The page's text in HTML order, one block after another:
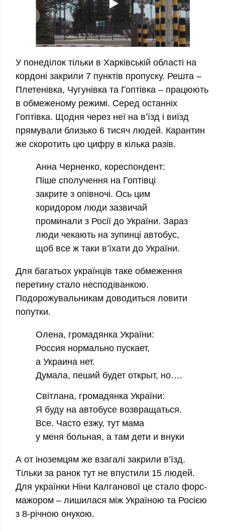
У понеділок тільки в Харківській області на
кордоні закрили 7 пунктів пропуску. Решта –
Плетенівка, Чугунівка та Гоптівка – працюють
в обмеженому режимі. Серед останніх
Гоптівка. Щодня через неї на в’їзд і виїзд
прямували близько 6 тисяч людей. Карантин
же скоротить цю цифру в кілька разів.
Анна Черненко, кореспондент:
Піше сполучення на Гоптівці
закрите з опівночі. Ось цим
коридором люди зазвичай
проминали з Росії до України. Зараз
люди чекають на зупинці автобус,
щоб все ж таки в’їхати до України.
Для багатьох українців таке обмеження
перетину стало несподіванкою.
Подорожувальникам доводиться ловити
попутки.
Олена, громадянка України:
Россия нормально пускает,
а Украина нет.
Думала, пеший будет открыт, но….
Cвітлана, громадянка України:
Я буду на автобусе возвращаться.
Все. Часто езжу, тут мама
у меня больная, а там дети и внуки
А от іноземцям же взагалі закрили в’їзд.
Тільки за ранок тут не впустили 15 людей.
Для українки Ніни Калганової це стало форс-
мажором – лишилася між Україною та Росією
з 8-річною онукою.